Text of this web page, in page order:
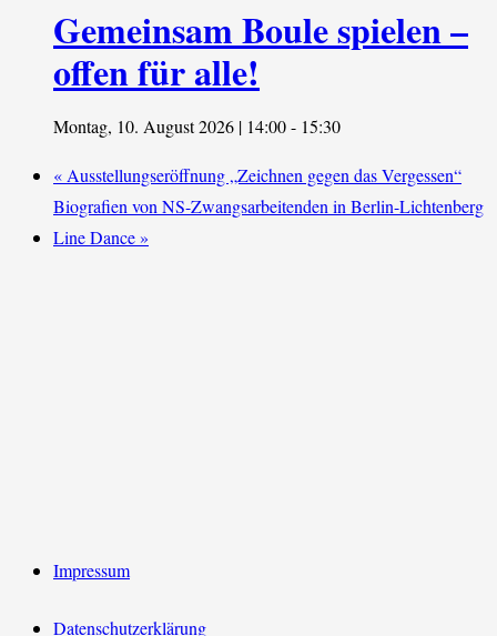
Gemeinsam Boule spielen –
offen für alle!
Montag, 10. August 2026 | 14:00- 15:30
« Ausstellungseröffnung „Zeichnen gegen das Vergessen“
Biografien von NS-Zwangsarbeitenden in Berlin-Lichtenberg
Line Dance»
Impressum
Datenschutzerklärung